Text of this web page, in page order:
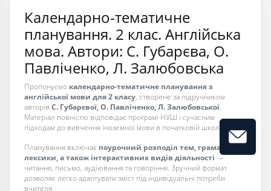
Календарно-тематичне
планування. 2 клас. Англійська
мова. Автори: С. Губарєва, О.
Павліченко, Л. Залюбовська
Пропонуємо календарно-тематичне планування з
англійської мови для 2 класу, створене за підручником
авторів С. Губарєвої, О. Павліченко, Л. Залюбовської.
Матеріал повністю відповідає програмі НУШ і сучасним
підходам до вивчення іноземної мови в початковій школі.
Планування включає поурочний розподіл тем, граматики,
лексики, а також інтерактивних видів діяльності —
читання, письмо, аудіювання та говоріння. Зручний формат
дозволяє легко адаптувати зміст під індивідуальні потреби
вчителя.